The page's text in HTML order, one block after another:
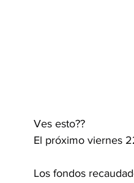
Ves esto??
El próximo viernes
Los fondos